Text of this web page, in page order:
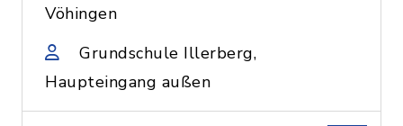
Vöhingen
Grundschule Illerberg,
Haupteingang außen